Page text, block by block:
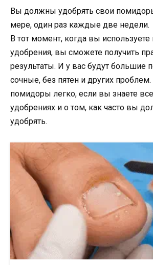
Вы должны удобрять свои
мере, один раз каждые две недели.
В тот момент, когда вы
удобрения, вы сможете получить
результаты. И у вас будут большие
сочные, без пятен и других
помидоры легко, если вы знаете
удобрениях и о том, как часто вы
удобрять.